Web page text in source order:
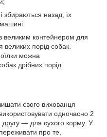
збираються назад, їх
великим контейнером для
великих порід собак.
можна
дрібних порід.
свого вихованця
одночасно 2
другу — для сухого корму. У
про те,